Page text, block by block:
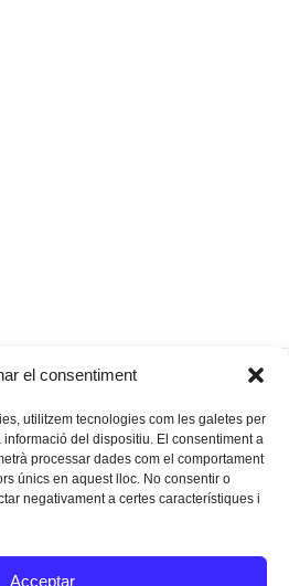
el consentiment
utilitzem tecnologies com les galetes per
del dispositiu. El consentiment a
processar dades com el comportament
únics en aquest lloc. No consentir o
negativament a certes característiques i
Acceptar
Instagram
Facebook
Twitter
Texts Legals